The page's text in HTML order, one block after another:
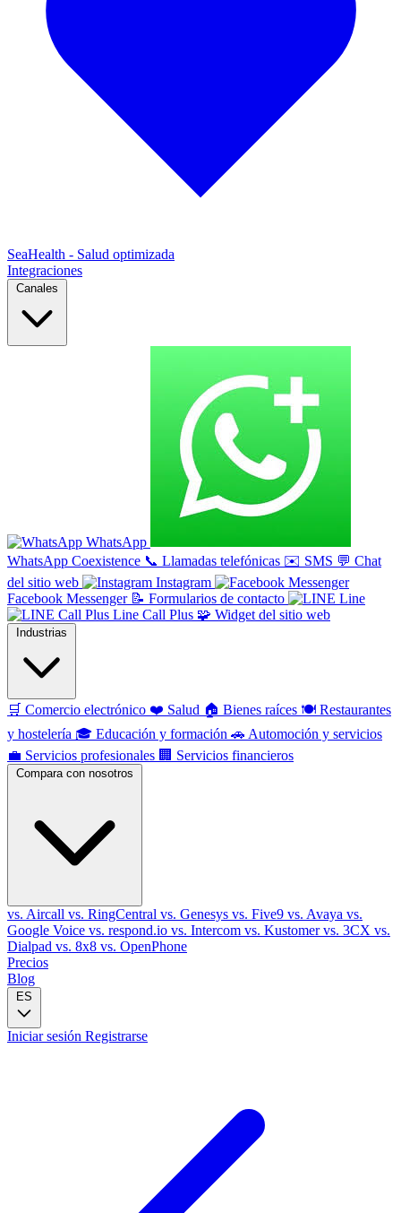
SeaHealth - Salud optimizada
Integraciones
Canales
WhatsApp
WhatsApp Coexistence 📞 Llamadas telefónicas ✉️ SMS 💬 Chat
del sitio web
Instagram
Facebook Messenger 📝 Formularios de contacto
Line
Line Call Plus 🧩 Widget del sitio web
Industrias
🛒 Comercio electrónico ❤️ Salud 🏠 Bienes raíces 🍽️ Restaurantes
y hostelería 🎓 Educación y formación 🚗 Automoción y servicios
💼 Servicios profesionales 🏢 Servicios financieros
Compara con nosotros
vs. Aircall vs. RingCentral vs. Genesys vs. Five9 vs. Avaya vs.
Google Voice vs. respond.io vs. Intercom vs. Kustomervs. 3CX vs.
Dialpad vs. 8x8 vs. OpenPhone
Precios
Blog
ES
Iniciar sesión Registrarse